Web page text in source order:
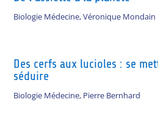
Biologie Médecine,Véronique Mondain
Des cerfs aux lucioles : se
séduire
Biologie Médecine, Pierre Bernhard